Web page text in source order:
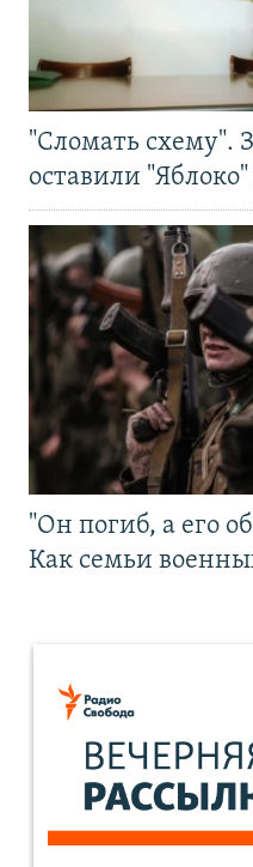
"Сломать схему".
оставили
"Он погиб, а его
Как семьи